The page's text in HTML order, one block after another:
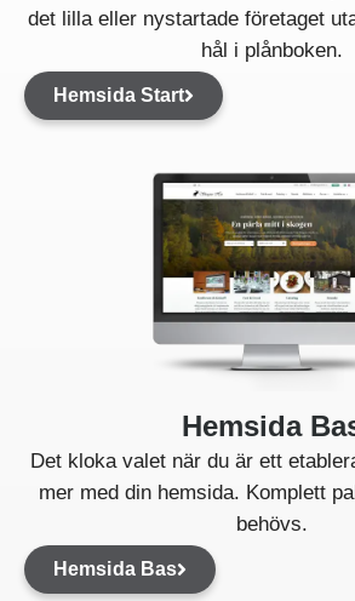
det lilla eller nystartade företaget
hål i plånboken.
Hemsida Start
Hemsida
Det kloka valet när du är ett
mer med din hemsida. Komplett
behövs.
Hemsida Bas